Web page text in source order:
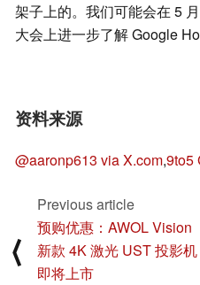
架子上的。我们可能会在 5
大会上进一步了解 Google
资料来源
@aaronp613 via X.com,9to5
⟨
Previous article
预购优惠：AWOL Vision
新款 4K 激光 UST 投影机
即将上市